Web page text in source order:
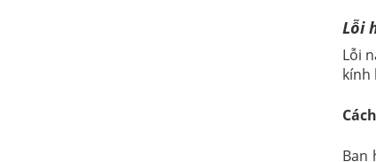
Lỗi
Lỗi
kính
Bạn